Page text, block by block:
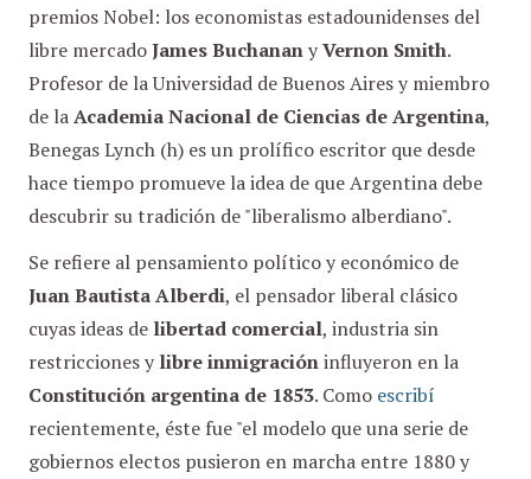
premios Nobel: los economistas estadounidenses del
libre mercadoJames BuchananyVernon Smith.
Profesor de la Universidad de Buenos Aires y miembro
de laAcademia Nacional de Ciencias de Argentina,
Benegas Lynch (h) es un prolífico escritor que desde
hace tiempo promueve la idea de que Argentina debe
descubrir su tradición de "liberalismo alberdiano".
Se refiere al pensamiento político y económico de
Juan Bautista Alberdi, el pensador liberal clásico
cuyas ideas de libertad comercial, industria sin
restricciones y libre inmigracióninfluyeron en la
Constitución argentina de 1853. Como escribí
recientemente, éste fue "el modelo que una serie de
gobiernos electos pusieron en marcha entre 1880 y